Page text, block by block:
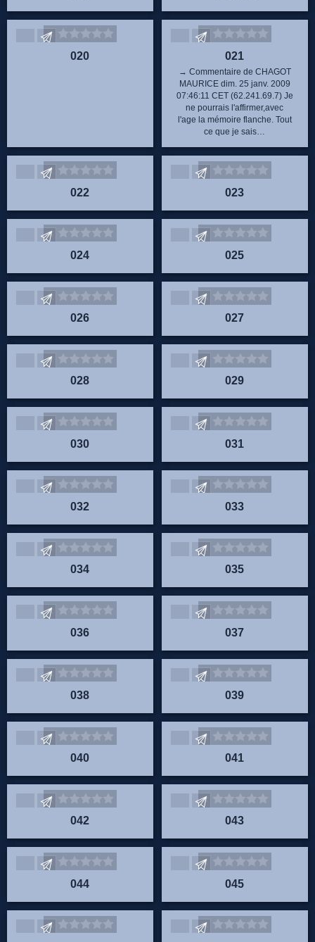
Envoyez vos commentaires
020
Envoyez vos
021
→ Commentaire de CHAGOT
MAURICE dim. 25 janv. 2009
07:46:11 CET (62.241.69.7) Je
ne pourrais l'affirmer,avec
l'age la mémoire flanche. Tout
ce que je sais…
Envoyez vos commentaires
022
Envoyez vos
023
Envoyez vos commentaires
024
Envoyez vos
025
Envoyez vos commentaires
026
Envoyez vos
027
Envoyez vos commentaires
028
Envoyez vos
029
Envoyez vos commentaires
030
Envoyez vos
031
Envoyez vos commentaires
032
Envoyez vos
033
Envoyez vos commentaires
034
Envoyez vos
035
Envoyez vos commentaires
036
Envoyez vos
037
Envoyez vos commentaires
038
Envoyez vos
039
Envoyez vos commentaires
040
Envoyez vos
041
Envoyez vos commentaires
042
Envoyez vos
043
Envoyez vos commentaires
044
Envoyez vos
045
Envoyez vos commentaires Envoyez vos